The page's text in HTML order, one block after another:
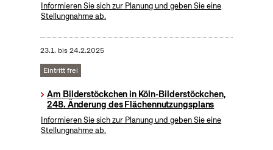
Informieren Sie sich zur Planung und geben Sie eine
Stellungnahme ab.
23.1. bis24.2.2025
Eintritt frei
Am Bilderstöckchen in Köln-Bilderstöckchen,
248. Änderung des Flächennutzungsplans
Informieren Sie sich zur Planung und geben Sie eine
Stellungnahme ab.